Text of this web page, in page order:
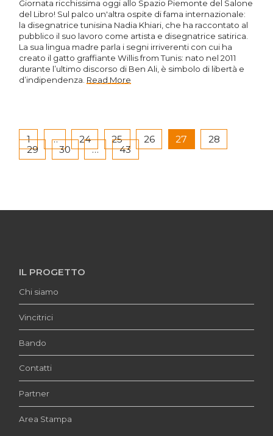
Giornata ricchissima oggi allo Spazio Piemonte del Salone
del Libro! Sul palco un'altra ospite di fama internazionale:
la disegnatrice tunisina Nadia Khiari, che ha raccontato al
pubblico il suo lavoro come artista e disegnatrice satirica.
La sua lingua madre parla i segni irriverenti con cui ha
creato il gatto graffiante Willis from Tunis: nato nel 2011
durante l’ultimo discorso di Ben Ali, è simbolo di libertà e
d’indipendenza. Read More
1 … 24 25 26 27
28
29
30 … 43
IL PROGETTO
Chi siamo
Vincitrici
Bando
Contatti
Partner
Area Stampa